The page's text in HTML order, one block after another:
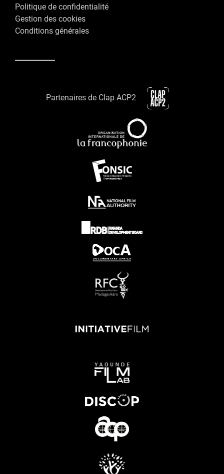
Politique de confidentialité
Gestion des cookies
Conditions générales
Partenaires de Clap ACP2